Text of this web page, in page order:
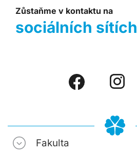
Zůstaňme v kontaktu na
sociálních sítích
Fakulta